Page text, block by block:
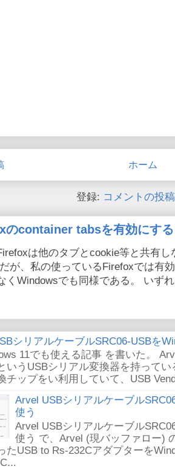
ホーム
登録: コメントの投
のcontainer tabsを有効にする
は他のタブとcookie等と共有
が、私の使っているFirefoxでは有
くWindowsでも同様である。 いず
シリアルケーブルSRC06-USBを
11でも使える記事 を書いた。
いうUSBシリアル変換器を持って
チップをい利用していて、USB
Arvel USBシリアルケーブル
使う
Arvel USBシリアルケーブル
使う で、Arvel (現バッファロー)
たUSB to Rs-232Cアダプターを